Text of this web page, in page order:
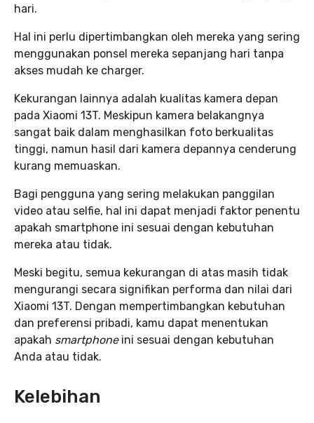
hari.
Hal ini perlu dipertimbangkan oleh mereka yang sering
menggunakan ponsel mereka sepanjang hari tanpa
akses mudah ke charger.
Kekurangan lainnya adalah kualitas kamera depan
pada Xiaomi 13T. Meskipun kamera belakangnya
sangat baik dalam menghasilkan foto berkualitas
tinggi, namun hasil dari kamera depannya cenderung
kurang memuaskan.
Bagi pengguna yang sering melakukan panggilan
video atau selfie, hal ini dapat menjadi faktor penentu
apakah smartphone ini sesuai dengan kebutuhan
mereka atau tidak.
Meski begitu, semua kekurangan di atas masih tidak
mengurangi secara signifikan performa dan nilai dari
Xiaomi 13T. Dengan mempertimbangkan kebutuhan
dan preferensi pribadi, kamu dapat menentukan
apakah smartphoneini sesuai dengan kebutuhan
Anda atau tidak.
Kelebihan